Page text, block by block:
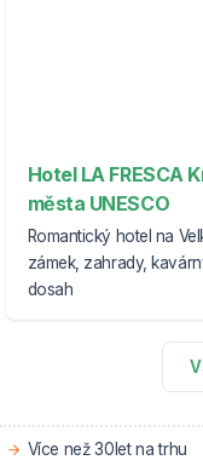
Hotel LA FRESCA
města UNESCO
Romantický hotel na
zámek, zahrady,
dosah
Více než 30let na trhu